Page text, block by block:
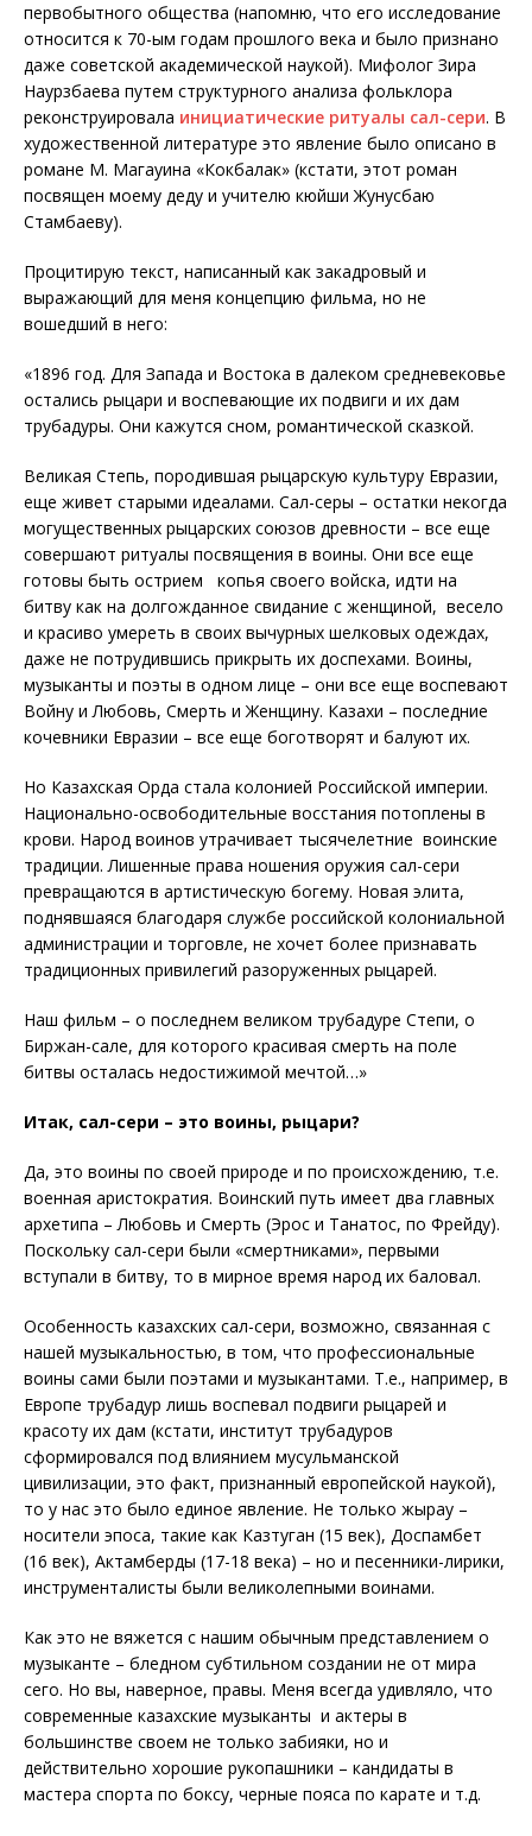
первобытного общества (напомню, что его исследование
относится к 70-ым годам прошлого века и было признано
даже советской академической наукой). Мифолог Зира
Наурзбаева путем структурного анализа фольклора
реконструировала инициатические ритуалы сал-сери. В
художественной литературе это явление было описано в
романе М. Магауина «Кокбалак» (кстати, этот роман
посвящен моему деду и учителю кюйши Жунусбаю
Стамбаеву).
Процитирую текст, написанный как закадровый и
выражающий для меня концепцию фильма, но не
вошедший в него:
«1896 год. Для Запада и Востока в далеком средневековье
остались рыцари и воспевающие их подвиги и их дам
трубадуры. Они кажутся сном, романтической сказкой.
Великая Степь, породившая рыцарскую культуру Евразии,
еще живет старыми идеалами. Сал-серы – остатки некогда
могущественных рыцарских союзов древности – все еще
совершают ритуалы посвящения в воины. Они все еще
готовы быть острием копья своего войска, идти на
битву как на долгожданное свидание с женщиной, весело
и красиво умереть в своих вычурных шелковых одеждах,
даже не потрудившись прикрыть их доспехами. Воины,
музыканты и поэты в одном лице – они все еще воспевают
Войну и Любовь, Смерть и Женщину. Казахи – последние
кочевники Евразии – все еще боготворят и балуют их.
Но Казахская Орда стала колонией Российской империи.
Национально-освободительные восстания потоплены в
крови. Народ воинов утрачивает тысячелетние воинские
традиции. Лишенные права ношения оружия сал-сери
превращаются в артистическую богему. Новая элита,
поднявшаяся благодаря службе российской колониальной
администрации и торговле, не хочет более признавать
традиционных привилегий разоруженных рыцарей.
Наш фильм – о последнем великом трубадуре Степи, о
Биржан-сале, для которого красивая смерть на поле
битвы осталась недостижимой мечтой…»
Итак, сал-сери – это воины, рыцари?
Да, это воины по своей природе и по происхождению, т.е.
военная аристократия. Воинский путь имеет два главных
архетипа – Любовь и Смерть (Эрос и Танатос, по Фрейду).
Поскольку сал-сери были «смертниками», первыми
вступали в битву, то в мирное время народ их баловал.
Особенность казахских сал-сери, возможно, связанная с
нашей музыкальностью, в том, что профессиональные
воины сами были поэтами и музыкантами. Т.е., например, в
Европе трубадур лишь воспевал подвиги рыцарей и
красоту их дам (кстати, институт трубадуров
сформировался под влиянием мусульманской
цивилизации, это факт, признанный европейской наукой),
то у нас это было единое явление. Не только жырау –
носители эпоса, такие как Казтуган (15 век), Доспамбет
(16 век), Актамберды (17-18 века) – но и песенники-лирики,
инструменталисты были великолепными воинами.
Как это не вяжется с нашим обычным представлением о
музыканте – бледном субтильном создании не от мира
сего. Но вы, наверное, правы. Меня всегда удивляло, что
современные казахские музыканты и актеры в
большинстве своем не только забияки, но и
действительно хорошие рукопашники – кандидаты в
мастера спорта по боксу, черные пояса по карате и т.д.